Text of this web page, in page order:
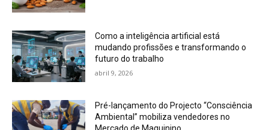
Como a inteligência artificial está
mudando profissões e transformando o
futuro do trabalho
abril 9, 2026
Pré-lançamento do Projecto “Consciência
Ambiental” mobiliza vendedores no